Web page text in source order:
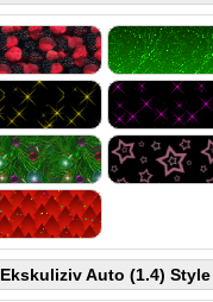
Ekskuliziv Auto (1.4) Style